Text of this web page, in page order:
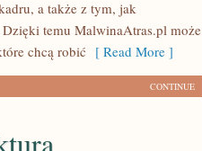
a także z tym, jak
temu MalwinaAtras.pl może
chcą robić [ Read More ]
CONTINUE